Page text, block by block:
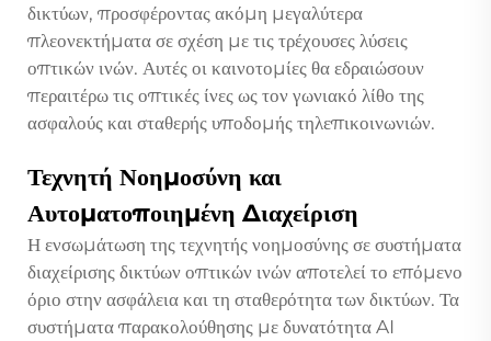
δικτύων, προσφέροντας ακόμη μεγαλύτερα
πλεονεκτήματα σε σχέση με τις τρέχουσες λύσεις
οπτικών ινών. Αυτές οι καινοτομίες θα εδραιώσουν
περαιτέρω τις οπτικές ίνες ως τον γωνιακό λίθο της
ασφαλούς και σταθερής υποδομής τηλεπικοινωνιών.
Τεχνητή Νοημοσύνη και
Αυτοματοποιημένη Διαχείριση
Η ενσωμάτωση της τεχνητής νοημοσύνης σε συστήματα
διαχείρισης δικτύων οπτικών ινών αποτελεί το επόμενο
όριο στην ασφάλεια και τη σταθερότητα των δικτύων. Τα
συστήματα παρακολούθησης με δυνατότητα AI